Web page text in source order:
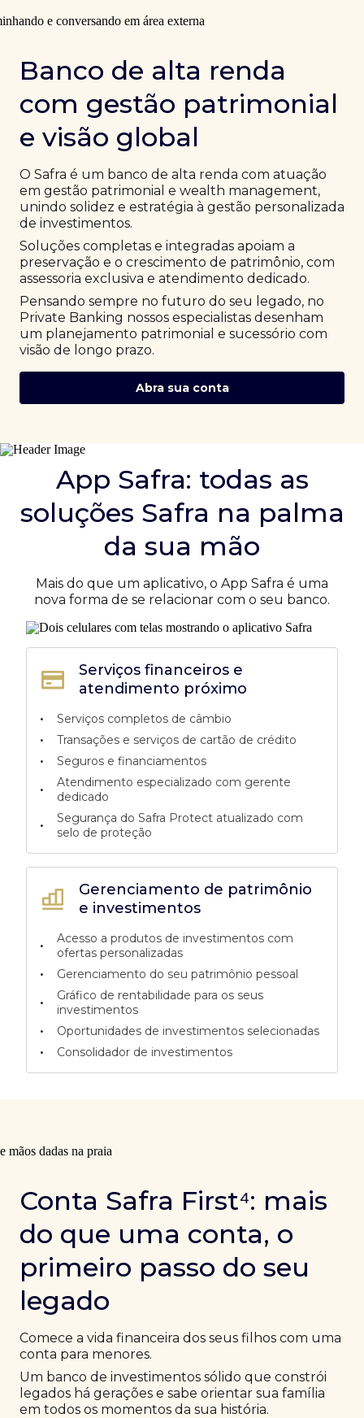
Banco de alta renda
com gestão patrimonial
e visão global
O Safra é um banco de alta renda com atuação
em gestão patrimonial e wealth management,
unindo solidez e estratégia à gestão personalizada
de investimentos.
Soluções completas e integradas apoiam a
preservação e o crescimento de patrimônio, com
assessoria exclusiva e atendimento dedicado.
Pensando sempre no futuro do seu legado, no
Private Banking nossos especialistas desenham
um planejamento patrimonial e sucessório com
visão de longo prazo.
Abra sua conta
App Safra: todas as
soluções Safra na palma
da sua mão
Mais do que um aplicativo, o App Safra é uma
nova forma de se relacionar com o seu banco.
Gerenciamento de patrimônio
e investimentos
•
Acesso a produtos de investimentos com
ofertas personalizadas
• Gerenciamento do seu patrimônio pessoal
•
Gráfico de rentabilidade para os seus
investimentos
• Oportunidades de investimentos selecionadas
• Consolidador de investimentos
Serviços financeiros e
atendimento próximo
•
Serviços completos de câmbio
• Transações e serviços de cartão de crédito
• Seguros e financiamentos
•
Atendimento especializado com gerente
dedicado
•
Segurança do Safra Protect atualizado com
selo de proteção
Conta Safra First⁴: mais
do que uma conta, o
primeiro passo do seu
legado
Comece a vida financeira dos seus filhos com uma
conta para menores.
Um banco de investimentos sólido que constrói
legados há gerações e sabe orientar sua família
em todos os momentos da sua história.